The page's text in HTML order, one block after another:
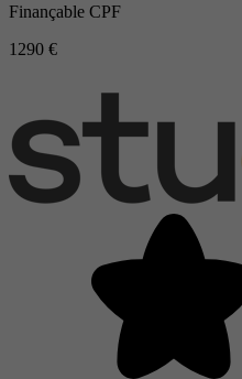
Finançable CPF
1290 €